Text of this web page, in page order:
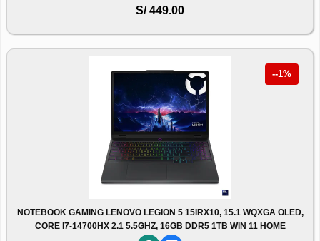
S/ 449.00
--1%
NOTEBOOK GAMING LENOVO LEGION 5 15IRX10, 15.1 WQXGA OLED,
CORE I7-14700HX 2.1 5.5GHZ, 16GB DDR5 1TB WIN 11 HOME